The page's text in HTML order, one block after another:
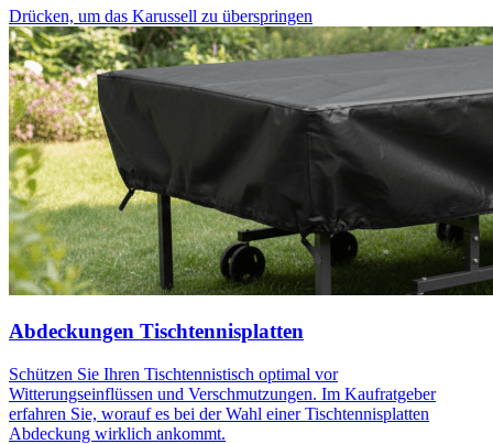
Drücken, um das Karussell zu überspringen
Abdeckungen Tischtennisplatten
Schützen Sie Ihren Tischtennistisch optimal vor
Witterungseinflüssen und Verschmutzungen. Im Kaufratgeber
erfahren Sie, worauf es bei der Wahl einer Tischtennisplatten
Abdeckung wirklich ankommt.